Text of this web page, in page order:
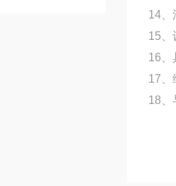
14、
15、
16、
17、
18、